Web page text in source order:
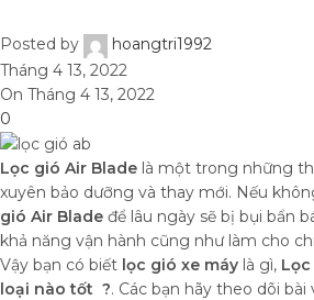
Posted by
hoangtri1992
Tháng 4 13, 2022
On Tháng 4 13, 2022
0
Lọc gió Air Blade là một trong những
xuyên bảo dưỡng và thay mới. Nếu
gió Air Blade để lâu ngày sẽ bị bụi bẩn
khả năng vận hành cũng như làm cho
Vậy bạn có biết lọc gió xe máy là gì,
loại nào tốt ?. Các bạn hãy theo dõi